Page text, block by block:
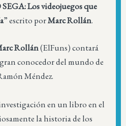
Los videojuegos que
” escrito porMarc Rollán.
Rollán(ElFuns) contará
conocedor del mundo de
Méndez.
en un libro en el
la historia de los